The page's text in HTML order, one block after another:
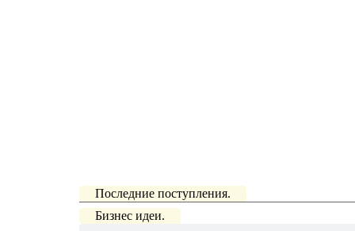
Последние поступления.
Бизнес идеи.